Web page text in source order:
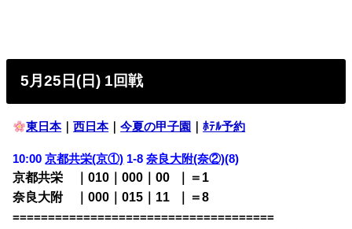
5月25日(日) 1回戦
東日本｜西日本｜今夏の甲子園 ｜ﾎﾃﾙ予約
10:00京都共栄(京①) 1-8奈良大附(奈②)(8)
京都共栄 ｜010｜000｜00
｜＝1
奈良大附 ｜000｜015｜11
｜＝8
=====================================